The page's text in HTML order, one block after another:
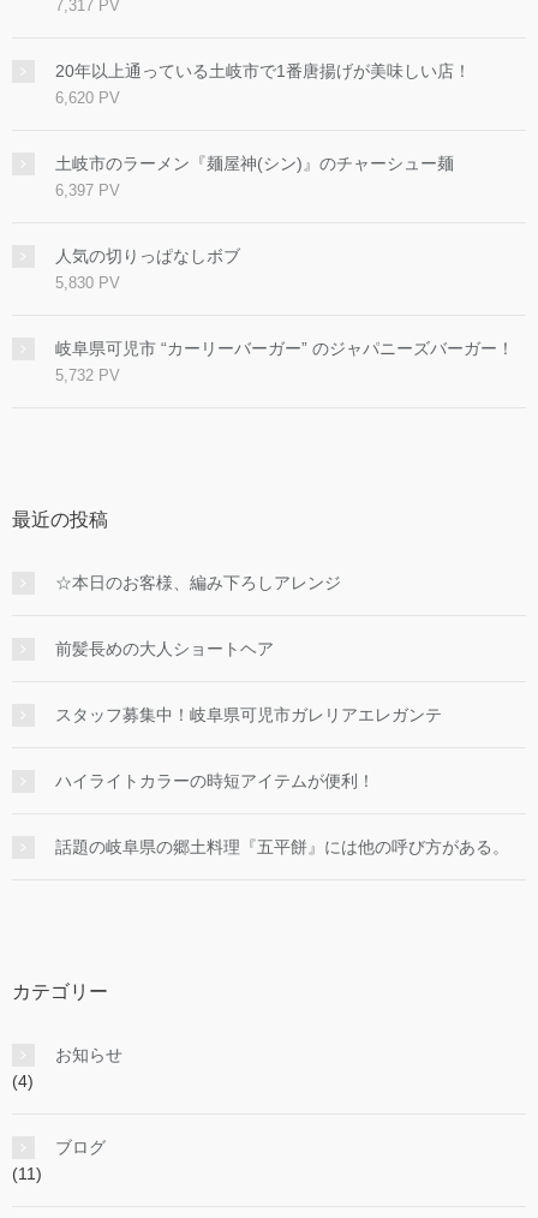
7,317 PV
20年以上通っている土岐市で1番唐揚げが美味しい店！
6,620 PV
土岐市のラーメン『麺屋神(シン)』のチャーシュー麺
6,397 PV
人気の切りっぱなしボブ
5,830 PV
岐阜県可児市 “カーリーバーガー” のジャパニーズバーガー！
5,732 PV
最近の投稿
☆本日のお客様、編み下ろしアレンジ
前髪長めの大人ショートヘア
スタッフ募集中！岐阜県可児市ガレリアエレガンテ
ハイライトカラーの時短アイテムが便利！
話題の岐阜県の郷土料理『五平餅』には他の呼び方がある。
カテゴリー
お知らせ
(4)
ブログ
(11)